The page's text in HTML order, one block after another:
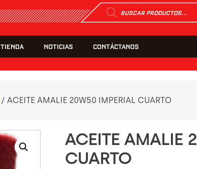
Búsqueda
de
productos
TIENDA NOTICIAS CONTÁCTANOS
/ ACEITE AMALIE 20W50 IMPERIAL CUARTO
ACEITE AMALIE
CUARTO